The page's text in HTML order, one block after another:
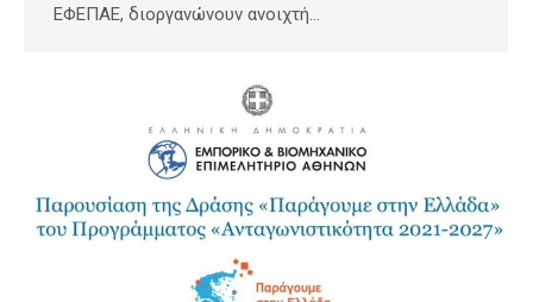
ΕΦΕΠΑΕ, διοργανώνουν ανοιχτή…